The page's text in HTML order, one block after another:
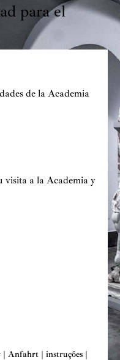
para el
de la Academia
visita a la Academia y
| Anfahrt | instruções |